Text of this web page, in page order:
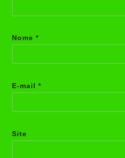
Nome *
E-mail *
Site